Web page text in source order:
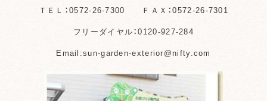
ＴＥＬ：0572-26-7300 ＦＡＸ：0572-26-7301
フリーダイヤル：0120-927-284
Email:sun-garden-exterior@nifty.com